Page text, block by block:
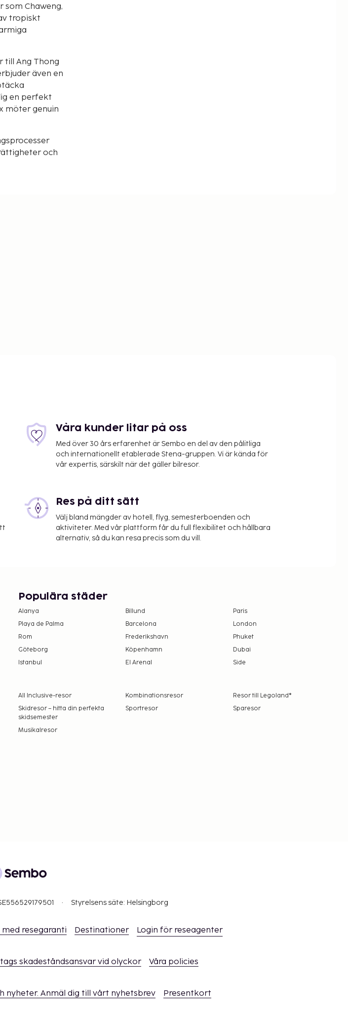
Chaweng,
tropiskt
till Ang Thong
även en
en perfekt
möter genuin
och
Våra kunder litar på oss
Med över 30 års erfarenhet är Sembo en del av den pålitliga
och internationellt etablerade Stena-gruppen. Vi är kända för
vår expertis, särskilt när det gäller bilresor.
Res på ditt sätt
Välj bland mängder av hotell, flyg, semesterboenden och
aktiviteter. Med vår plattform får du full flexibilitet och hållbara
alternativ, så du kan resa precis som du vill.
Populära städer
Alanya Billund
Paris
Playa de Palma
Barcelona
London
Rom
Frederikshavn
Phuket
Göteborg
Köpenhamn
Dubai
Istanbul
El Arenal Side
All Inclusive-resor Kombinationsresor
Resor till Legoland®
Skidresor – hitta din perfekta
skidsemester
Sportresor Sparesor
Musikalresor
Styrelsens säte: Helsingborg
resegaranti Destinationer Login för reseagenter
skadeståndsansvar vid olyckor Våra policies
nyheter. Anmäl dig till vårt nyhetsbrev Presentkort